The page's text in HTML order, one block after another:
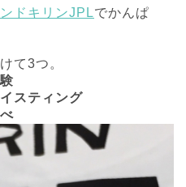
ドキリンJPLでかんぱ
て3つ。
スティング